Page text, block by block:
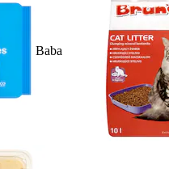
Baba